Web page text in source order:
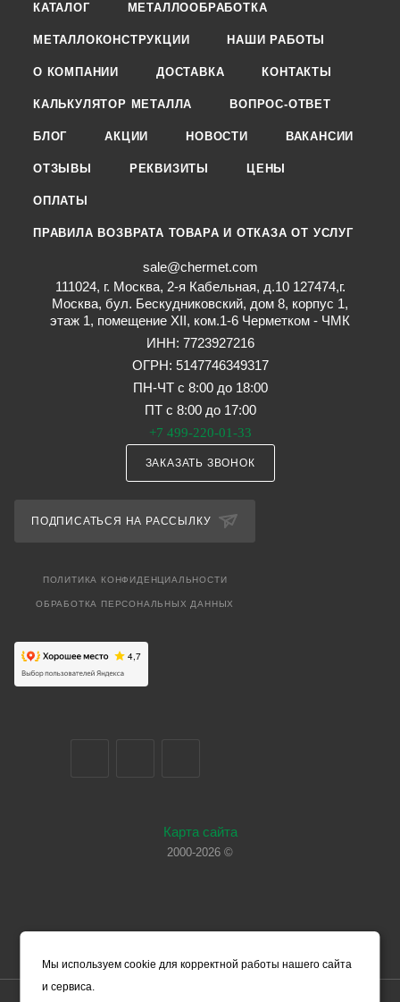
КАТАЛОГ МЕТАЛЛООБРАБОТКА
МЕТАЛЛОКОНСТРУКЦИИ НАШИ РАБОТЫ
О КОМПАНИИ ДОСТАВКА КОНТАКТЫ
КАЛЬКУЛЯТОР МЕТАЛЛА ВОПРОС-ОТВЕТ
БЛОГ АКЦИИ НОВОСТИ ВАКАНСИИ
ОТЗЫВЫ РЕКВИЗИТЫ ЦЕНЫ
ОПЛАТЫ
ПРАВИЛА ВОЗВРАТА ТОВАРА И ОТКАЗА ОТ УСЛУГ
sale@chermet.com
111024, г. Москва, 2-я Кабельная, д.10 127474,г.
Москва, бул. Бескудниковский, дом 8, корпус 1,
этаж 1, помещение XII, ком.1-6 Черметком - ЧМК
ИНН: 7723927216
ОГРН: 5147746349317
ПН-ЧТ с 8:00 до 18:00
ПТ с 8:00 до 17:00
+7 499-220-01-33
ЗАКАЗАТЬ ЗВОНОК
ПОДПИСАТЬСЯ НА РАССЫЛКУ
ПОЛИТИКА КОНФИДЕНЦИАЛЬНОСТИ
ОБРАБОТКА ПЕРСОНАЛЬНЫХ ДАННЫХ
Карта сайта
2000-2026 ©
Мы используем cookie для корректной работы нашего сайта
и сервиса.